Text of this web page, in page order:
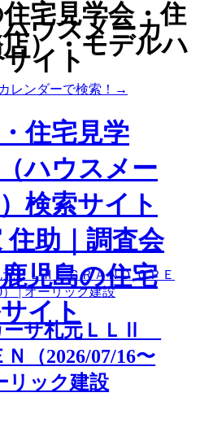
宅見学会・住
ウスメーカ
）・モデルハ
イト
レンダーで検索！→
住宅見学
ハウスメー
検索サイト
助｜調査会
児島の住宅
イト
ーサ札元ＬＬⅡ
（2026/07/16〜
リック建設